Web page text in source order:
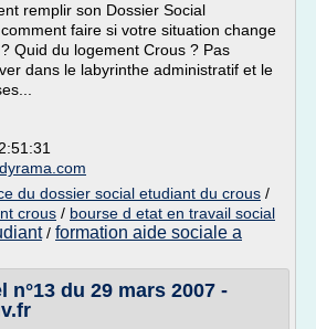
remplir son Dossier Social
faire si votre situation change
Quid du logement Crous ? Pas
dans le labyrinthe administratif et le
du dossier social etudiant du crous /
crous / bourse d etat en travail social
/ formation aide sociale a
du 29 mars 2007 -